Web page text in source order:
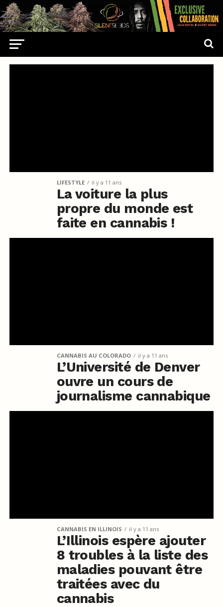
LIFESTYLE il y a 11 ans
La voiture la plus
propre du monde est
faite en cannabis !
CANNABIS AU COLORADO il y a 11 ans
L’Université de Denver
ouvre un cours de
journalisme cannabique
CANNABIS EN ILLINOIS il y a 11 ans
L’Illinois espère ajouter
8 troubles à la liste des
maladies pouvant être
traitées avec du
cannabis